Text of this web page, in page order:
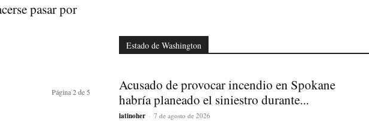
pasar por
Página 2 de 5
Estado de Washington
Acusado de provocar incendio en Spokane
habría planeado el siniestro durante...
latinoher - 7 de agosto de 2026